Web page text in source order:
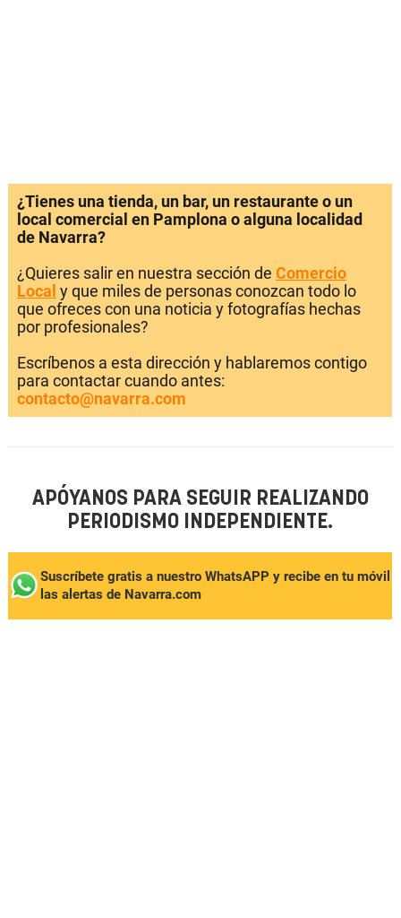
¿Tienes una tienda, un bar, un restaurante o un
local comercial en Pamplona o alguna localidad
de Navarra?
¿Quieres salir en nuestra sección de Comercio
Local y que miles de personas conozcan todo lo
que ofreces con una noticia y fotografías hechas
por profesionales?
Escríbenos a esta dirección y hablaremos contigo
para contactar cuando antes:
contacto@navarra.com
APÓYANOS PARA SEGUIR REALIZANDO
PERIODISMO INDEPENDIENTE.
Suscríbete gratis a nuestro WhatsAPP y recibe en tu móvil
las alertas de Navarra.com